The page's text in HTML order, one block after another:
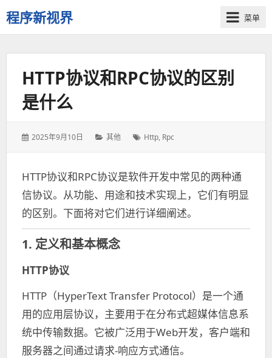
程序新视界
开
启
菜单
HTTP协议和RPC协议的区别
是什么
发
2025年9月10日
分
其他
标
Http, Rpc
HTTP协议和RPC协议是软件开发中常见的两种通
信协议。从功能、用途和技术实现上，它们有明显
的区别。下面将对它们进行详细阐述。
1. 定义和基本概念
HTTP协议
HTTP（HyperText Transfer Protocol）是一个通
用的应用层协议，主要用于在分布式超媒体信息系
统中传输数据。它被广泛用于Web开发，客户端和
服务器之间通过请求-响应方式通信。